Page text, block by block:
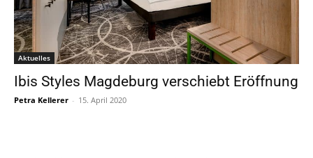
Aktuelles
Ibis Styles Magdeburg verschiebt Eröffnung
Petra Kellerer - 15. April 2020